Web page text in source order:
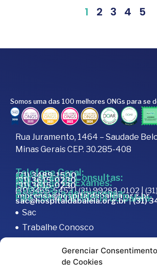
Gerenciar Consentimento
de Cookies
1 2 3 4 5
Somos uma das 100 melhores ONGs para se
Rua Juramento, 1464 – Saudade
Minas Gerais CEP. 30.285-408
Telefone Geral:
(31) 3489-1500
Marcação de Consultas:
(31) 3615-0230
Marcação de Exames:
(31) 3615-0230
Doações:
(31) 3465-5453 | (31) 99283-0102 |
Assessoria de Imprensa:
imprensa@hospitaldabaleia.org.br
Fale com a Ouvidoria do Baleia:
sac@hospitaldabaleia.org.br|(31)
Sac
Trabalhe Conosco